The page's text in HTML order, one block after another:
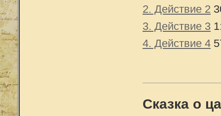
2. Действие 2
3. Действие 3
4. Действие 4
Сказка о